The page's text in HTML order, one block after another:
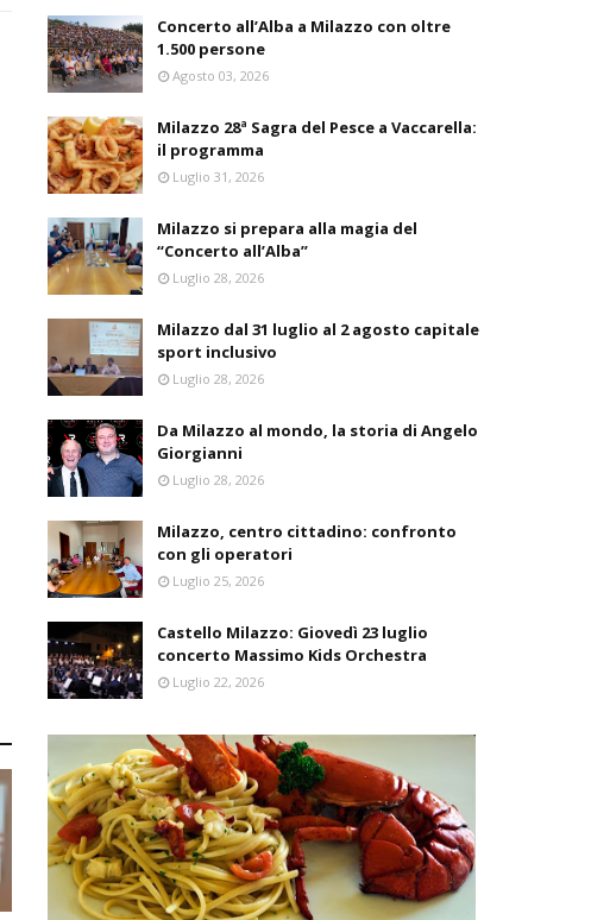
Concerto all’Alba a Milazzo con oltre
1.500 persone
Agosto 03, 2026
Milazzo 28ª Sagra del Pesce a Vaccarella:
il programma
Luglio 31, 2026
Milazzo si prepara alla magia del
“Concerto all’Alba”
Luglio 28, 2026
Milazzo dal 31 luglio al 2 agosto capitale
sport inclusivo
Luglio 28, 2026
Da Milazzo al mondo, la storia di Angelo
Giorgianni
Luglio 28, 2026
Milazzo, centro cittadino: confronto
con gli operatori
Luglio 25, 2026
Castello Milazzo: Giovedì 23 luglio
concerto Massimo Kids Orchestra
Luglio 22, 2026